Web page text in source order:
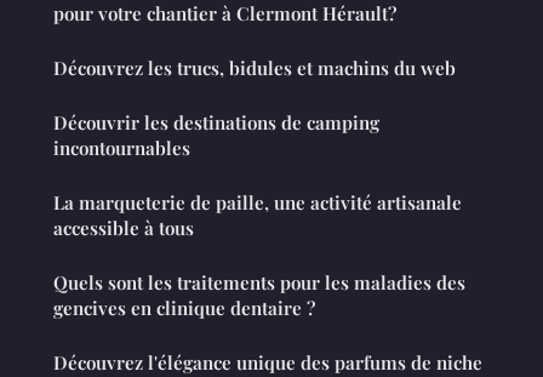
pour votre chantier à Clermont Hérault?
Découvrez les trucs, bidules et machins du web
Découvrir les destinations de camping
incontournables
La marqueterie de paille, une activité artisanale
accessible à tous
Quels sont les traitements pour les maladies des
gencives en clinique dentaire ?
Découvrez l'élégance unique des parfums de niche